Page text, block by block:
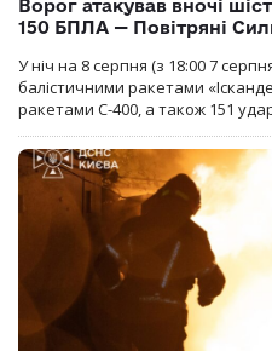
Ворог атакував вночі
150 БПЛА — Повітряні
У ніч на 8 серпня (з 18:00 7
балістичними ракетами
ракетами С-400, а також 151